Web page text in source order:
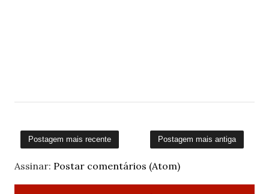
Postagem mais recente Postagem mais antiga
Assinar: Postar comentários (Atom)